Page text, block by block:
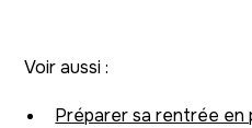
Voir aussi :
Préparer sa rentrée en